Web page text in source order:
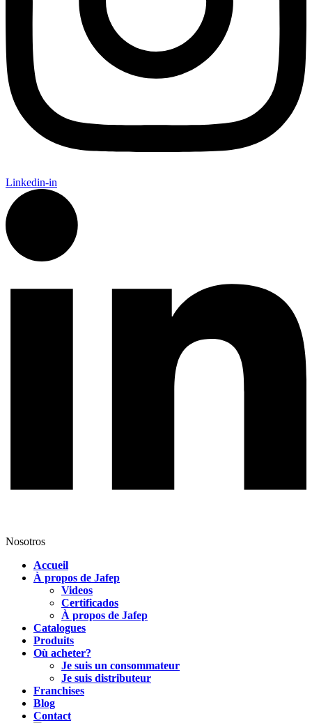
Linkedin-in
Nosotros
Accueil
À propos de Jafep
Videos
Certificados
À propos de Jafep
Catalogues
Produits
Où acheter?
Je suis un consommateur
Je suis distributeur
Franchises
Blog
Contact